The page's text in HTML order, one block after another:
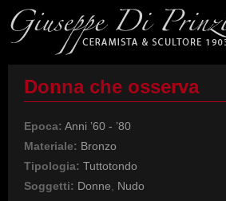
Donna che osserva
Epoca: Anni ’60 - ’80
Materiale: Bronzo
Tipologia: Tuttotondo
Soggetti: Donne Nudo